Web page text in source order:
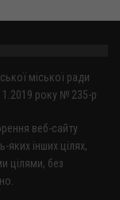
міської ради
року № 235-р
веб-сайту
яких інших цілях,
цілями, без